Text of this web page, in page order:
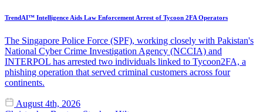
TrendAI™ Intelligence Aids Law Enforcement Arrest of Tycoon 2FA Operators
The Singapore Police Force (SPF), working closely with Pakistan's
National Cyber Crime Investigation Agency (NCCIA) and
INTERPOL has arrested two individuals linked to Tycoon2FA, a
phishing operation that served criminal customers across four
continents.
August 4th, 2026